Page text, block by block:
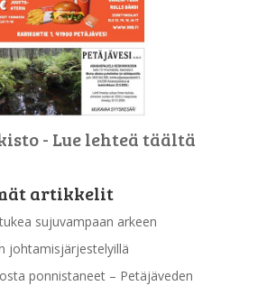
- Lue lehteä täältä
artikkelit
sujuvampaan arkeen
johtamisjärjestelyillä
ponnistaneet – Petäjäveden